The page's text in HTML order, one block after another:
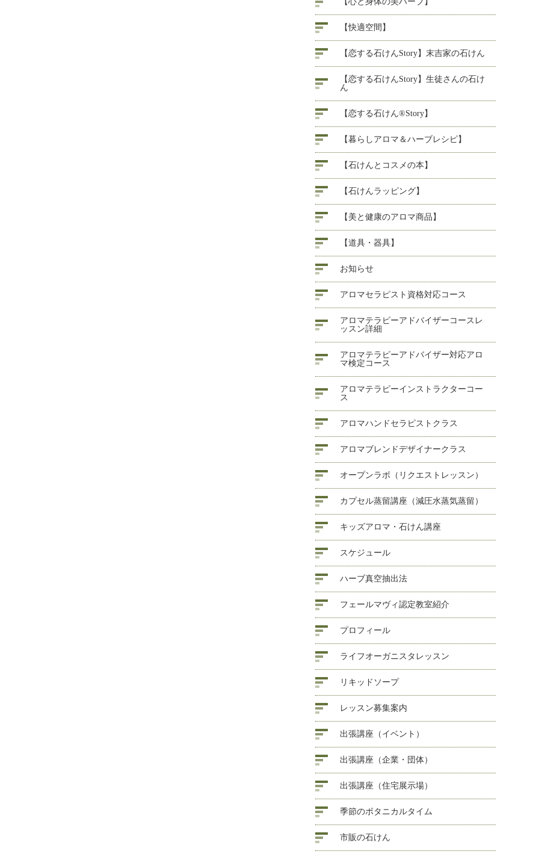
【快適空間】
【恋する石けんStory】末吉家の石けん
【恋する石けんStory】生徒さんの石け
ん
【恋する石けん®Story】
【暮らしアロマ＆ハーブレシピ】
【石けんとコスメの本】
【石けんラッピング】
【美と健康のアロマ商品】
【道具・器具】
お知らせ
アロマセラピスト資格対応コース
アロマテラピーアドバイザーコースレ
ッスン詳細
アロマテラピーアドバイザー対応アロ
マ検定コース
アロマテラピーインストラクターコー
ス
アロマハンドセラピストクラス
アロマブレンドデザイナークラス
オープンラボ（リクエストレッスン）
カプセル蒸留講座（減圧水蒸気蒸留）
キッズアロマ・石けん講座
スケジュール
ハーブ真空抽出法
フェールマヴィ認定教室紹介
プロフィール
ライフオーガニスタレッスン
リキッドソープ
レッスン募集案内
出張講座（イベント）
出張講座（企業・団体）
出張講座（住宅展示場）
季節のボタニカルタイム
市販の石けん